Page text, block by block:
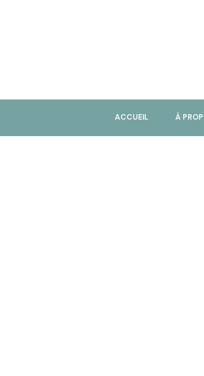
ACCUEIL À